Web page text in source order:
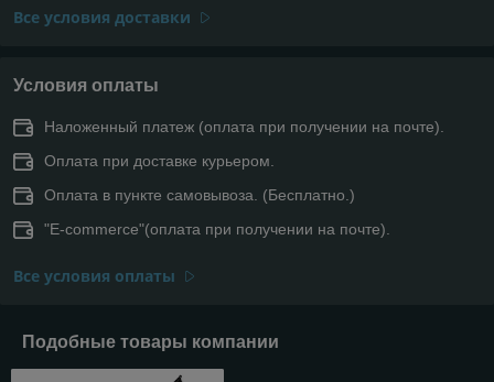
Все условия доставки
Условия оплаты
Наложенный платеж (оплата при получении на почте).
Оплата при доставке курьером.
Оплата в пункте самовывоза. (Бесплатно.)
"E-commerce"(оплата при получении на почте).
Все условия оплаты
Подобные товары компании